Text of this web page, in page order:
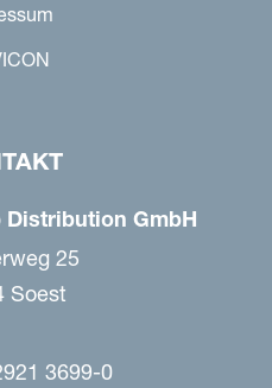
Distribution GmbH
25
Soest
3699-0